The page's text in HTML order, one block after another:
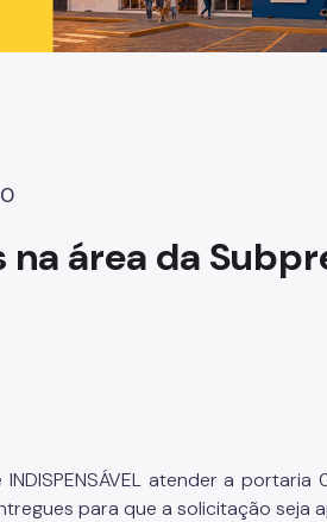
na área da
atender a portaria
para que a solicitação seja